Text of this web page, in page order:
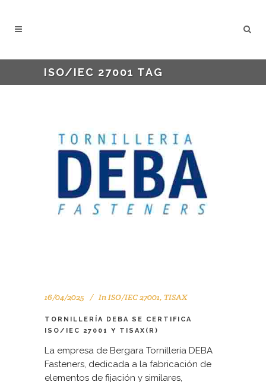
ISO/IEC 27001 TAG
16/04/2025 InISO/IEC 27001, TISAX
TORNILLERÍA DEBA SE CERTIFICA
ISO/IEC 27001 Y TISAX(R)
La empresa de Bergara Tornillería DEBA
Fasteners, dedicada a la fabricación de
elementos de fijación y similares,